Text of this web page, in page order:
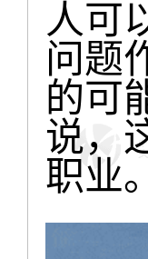
人可
问题
的可
说，
职业。